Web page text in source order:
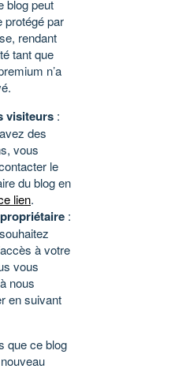
blog peut
protégé par
rendant
tant que
n’a
visiteurs :
des
vous
le
du blog en
lien.
:
à votre
vous
nous
en suivant
que ce blog